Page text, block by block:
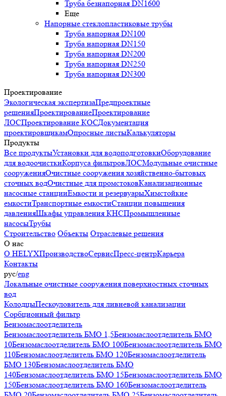
Труба безнапорная DN1600
Еще
Напорные стеклопластиковые трубы
Труба напорная DN100
Труба напорная DN150
Труба напорная DN200
Труба напорная DN250
Труба напорная DN300
Проектирование
Экологическая экспертизаПредпроектные
решенияПроектированиеПроектирование
ЛОСПроектирование КОСДокументация
проектировщикамОпросные листыКалькуляторы
Продукты
Все продуктыУстановки для водоподготовкиОборудование
для водоочисткиКорпуса фильтровЛОСМодульные очистные
сооруженияОчистные сооружения хозяйственно-бытовых
сточных водОчистные для промстоковКанализационные
насосные станцииЕмкости и резервуарыХимстойкие
емкостиТранспортные емкостиСтанции повышения
давленияШкафы управления КНСПромышленные
насосыТрубы
Строительство Объекты Отраслевые решения
О нас
О HELYXПроизводствоСервисПресс-центрКарьера
Контакты
рус/eng
Локальные очистные сооружения поверхностных сточных
вод
КолодцыПескоуловитель для ливневой канализации
Сорбционный фильтр
Бензомаслоотделитель
Бензомаслоотделитель БМО 1,5Бензомаслоотделитель БМО
10Бензомаслоотделитель БМО 100Бензомаслоотделитель БМО
110Бензомаслоотделитель БМО 120Бензомаслоотделитель
БМО 130Бензомаслоотделитель БМО
140Бензомаслоотделитель БМО 15Бензомаслоотделитель БМО
150Бензомаслоотделитель БМО 160Бензомаслоотделитель